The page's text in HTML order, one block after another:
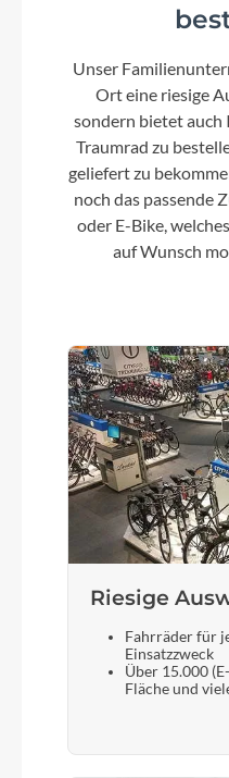
Bosch
Shimano Deore
Fuxon FF-100HB,
Bosch
Unser
Ort eine riesige
sondern bietet
Traumrad zu
geliefert zu
noch das passende
oder E-Bike,
auf Wunsch
Riesige
Fahrräder für
Einsatzzweck
Über 15.000
Fläche und